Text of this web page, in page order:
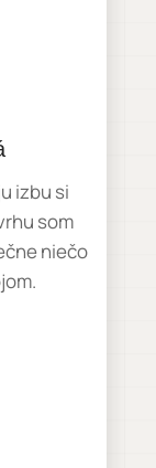
izbu si
som
niečo